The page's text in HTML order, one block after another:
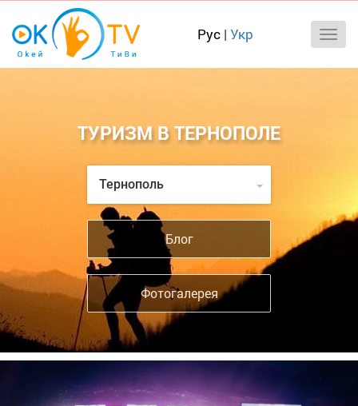
Рус | Укр
ТУРИЗМ В ТЕРНОПОЛЕ
Тернополь
Блог
Фотогалерея